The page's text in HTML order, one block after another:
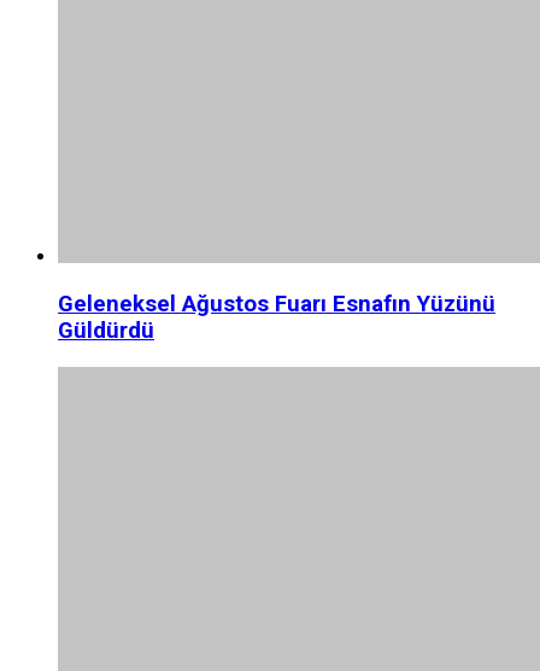
Geleneksel Ağustos Fuarı Esnafın Yüzünü
Güldürdü